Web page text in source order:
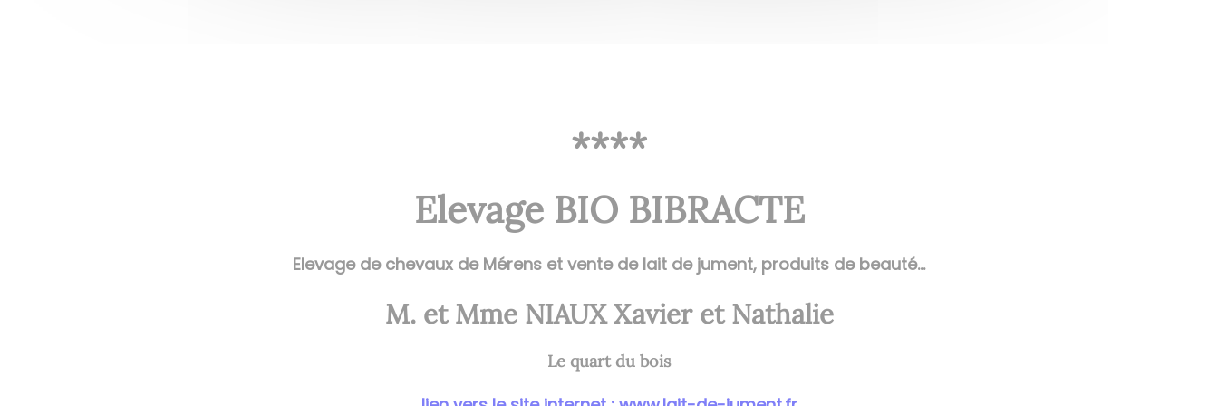
****
Elevage BIO BIBRACTE
Elevage de chevaux de Mérens et vente de lait de jument, produits de beauté...
M. et Mme NIAUX Xavier et Nathalie
Le quart du bois